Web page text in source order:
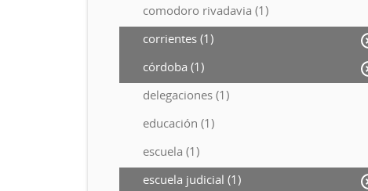
comodoro rivadavia (1)
corrientes (1)
córdoba (1)
delegaciones (1)
educación (1)
escuela (1)
escuela judicial (1)